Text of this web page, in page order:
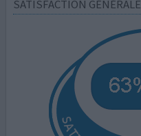
SATISFACTION GÉNÉRALE